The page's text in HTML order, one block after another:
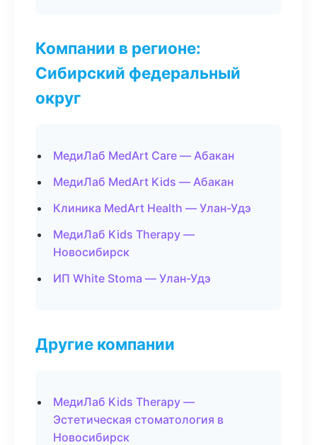
Компании в регионе:
Сибирский федеральный
округ
МедиЛаб MedArt Care — Абакан
МедиЛаб MedArt Kids — Абакан
Клиника MedArt Health — Улан-Удэ
МедиЛаб Kids Therapy —
Новосибирск
ИП White Stoma — Улан-Удэ
Другие компании
МедиЛаб Kids Therapy —
Эстетическая стоматология в
Новосибирск